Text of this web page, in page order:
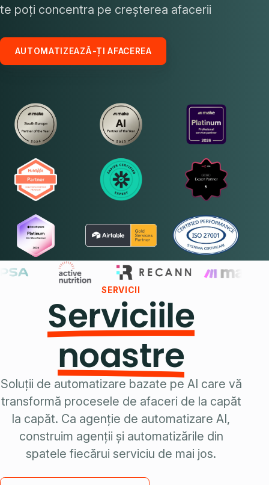
te poți concentra pe creșterea afacerii
AUTOMATIZEAZĂ-ȚI AFACEREA
SERVICII
Serviciile
noastre
Soluții de automatizare bazate pe AI care vă
transformă procesele de afaceri de la capăt
la capăt. Ca agenție de automatizare AI,
construim agenții și automatizările din
spatele fiecărui serviciu de mai jos.